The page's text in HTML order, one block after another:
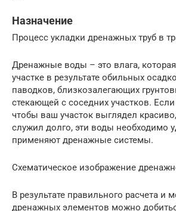
Назначение
Процесс укладки дренажных труб в
Дренажные воды – это влага,
участке в результате обильных
паводков, близкозалегающих
стекающей с соседних участков.
чтобы ваш участок выглядел
служил долго, эти воды необходимо
применяют дренажные системы.
Схематическое изображение
В результате правильного расчета и
дренажных элементов можно